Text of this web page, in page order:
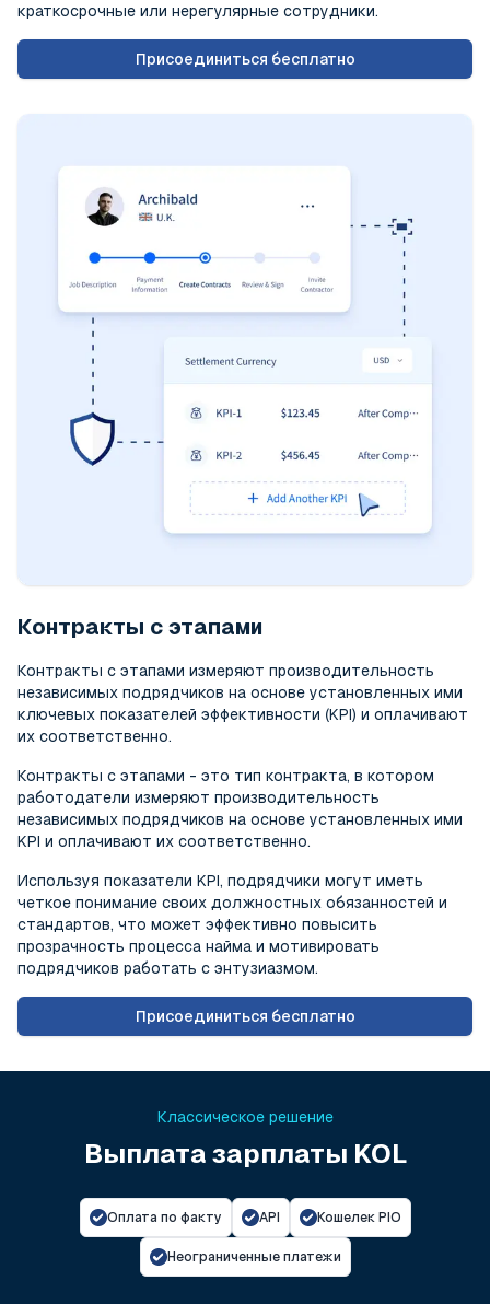
краткосрочные или нерегулярные сотрудники.
Присоединиться бесплатно
Контракты с этапами
Контракты с этапами измеряют производительность
независимых подрядчиков на основе установленных ими
ключевых показателей эффективности (KPI) и оплачивают
их соответственно.
Контракты с этапами - это тип контракта, в котором
работодатели измеряют производительность
независимых подрядчиков на основе установленных ими
KPI и оплачивают их соответственно.
Используя показатели KPI, подрядчики могут иметь
четкое понимание своих должностных обязанностей и
стандартов, что может эффективно повысить
прозрачность процесса найма и мотивировать
подрядчиков работать с энтузиазмом.
Присоединиться бесплатно
Классическое решение
Выплата зарплаты KOL
Оплата по факту API Кошелек PIO
Неограниченные платежи